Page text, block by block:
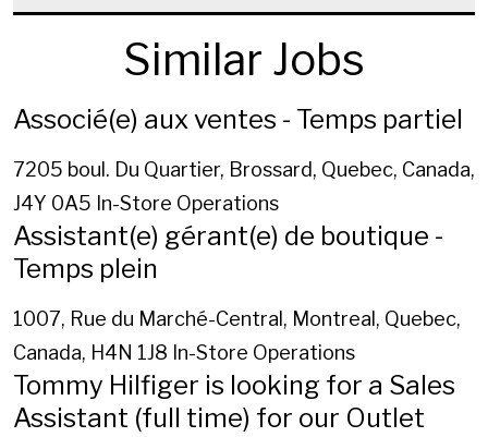
Similar Jobs
Associé(e) aux ventes - Temps partiel
7205 boul. Du Quartier, Brossard, Quebec, Canada,
J4Y 0A5 In-Store Operations
Assistant(e) gérant(e) de boutique -
Temps plein
1007, Rue du Marché-Central, Montreal, Quebec,
Canada, H4N 1J8 In-Store Operations
Tommy Hilfiger is looking for a Sales
Assistant (full time) for our Outlet